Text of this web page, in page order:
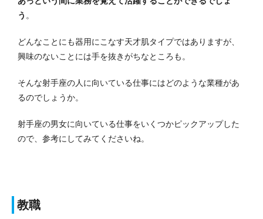
う 。
どんなことにも器用にこなす天才肌タイプではありますが、
興味のないことには手を抜きがちなところも。
そんな射手座の人に向いている仕事にはどのような業種があ
るのでしょうか。
射手座の男女に向いている仕事をいくつかピックアップした
ので、参考にしてみてくださいね。
教職